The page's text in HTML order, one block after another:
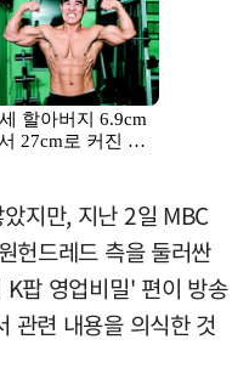
지만, 지난 2일 MBC
헌드레드 측을 둘러싼
팝 영업비밀' 편이 방송
관련 내용을 의식한 것